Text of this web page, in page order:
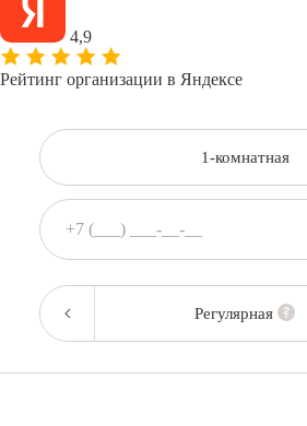
4,9
Рейтинг организации в Яндексе
1-комнатная
Регулярная